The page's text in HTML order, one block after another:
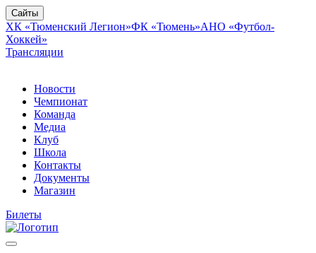
Сайты
ХК «Тюменский Легион»ФК «Тюмень»АНО «Футбол-
Хоккей»
Трансляции
Новости
Чемпионат
Команда
Медиа
Клуб
Школа
Контакты
Документы
Магазин
Билеты